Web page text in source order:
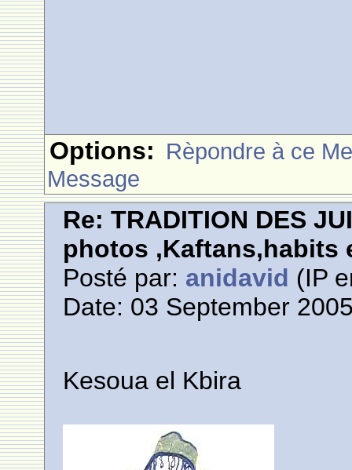
Options: Rèpondre à ce
Message
Re: TRADITION DES
photos ,Kaftans,habits
Posté par: anidavid (IP
Date: 03 September
Kesoua el Kbira